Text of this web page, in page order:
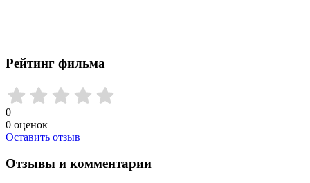
Рейтинг фильма
0
0 оценок
Оставить отзыв
Отзывы и комментарии